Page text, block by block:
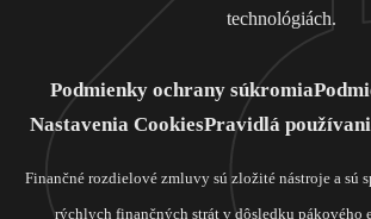
technológiách.
Podmienky ochrany súkromia
Nastavenia CookiesPravidlá
Finančné rozdielové zmluvy sú zložité nástroje a sú
rýchlych finančných strát v dôsledku pákového